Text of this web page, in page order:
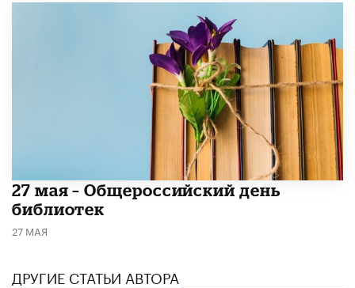
​27 мая – Общероссийский день
библиотек
27 МАЯ
ДРУГИЕ СТАТЬИ АВТОРА